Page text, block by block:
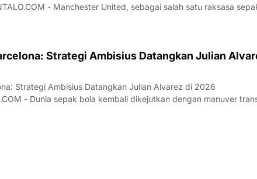
salah satu raksasa sepak bola
Strategi Ambisius Datangkan Julian
Strategi Ambisius Datangkan Julian Alvarez di 2026
manuver transfer